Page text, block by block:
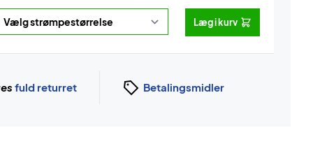
Læg i kurv
fuld returret Betalingsmidler